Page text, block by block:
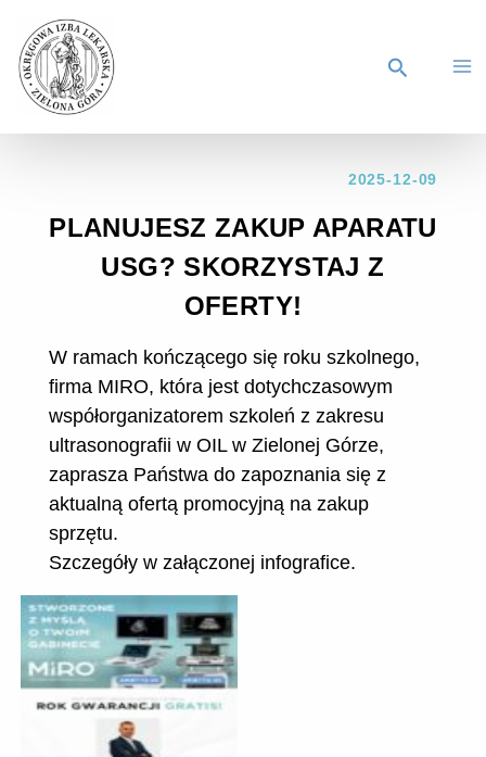
2025-12-09
PLANUJESZ ZAKUP APARATU
USG? SKORZYSTAJ Z
OFERTY!
W ramach kończącego się roku szkolnego,
firma MIRO, która jest dotychczasowym
współorganizatorem szkoleń z zakresu
ultrasonografii w OIL w Zielonej Górze,
zaprasza Państwa do zapoznania się z
aktualną ofertą promocyjną na zakup
sprzętu.
Szczegóły w załączonej infografice.